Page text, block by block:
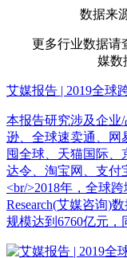
数据来
更多行业数据请
媒数
艾媒报告 | 2019全球
本报告研究涉及企业/
逊、全球速卖通、网
囤全球、天猫国际、
达令、淘宝网、支付
<br/>2018年，全球
Research(艾媒咨询)
规模达到6760亿元，